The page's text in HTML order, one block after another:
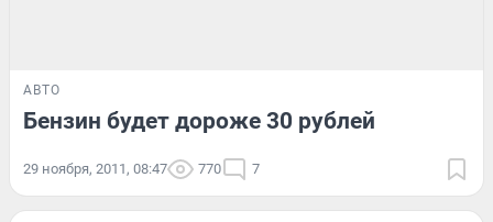
АВТО
Бензин будет дороже 30 рублей
29 ноября, 2011, 08:47 770 7